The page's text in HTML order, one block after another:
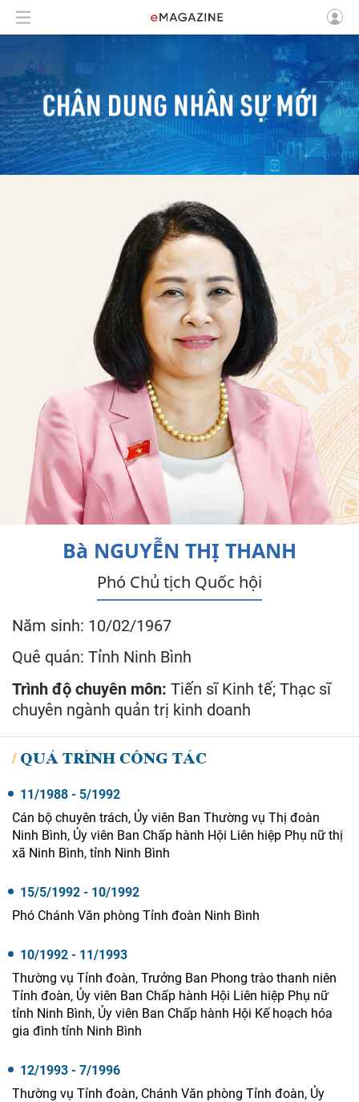
Phó Chủ tịch Quốc hội
Bà NGUYỄN THỊ THANH
Năm sinh: 10/02/1967
Quê quán: Tỉnh Ninh Bình
Trình độ chuyên môn: Tiến sĩ Kinh tế; Thạc sĩ
chuyên ngành quản trị kinh doanh
QUÁ TRÌNH CÔNG TÁC
11/1988 - 5/1992
Cán bộ chuyên trách, Ủy viên Ban Thường vụ Thị đoàn
Ninh Bình, Ủy viên Ban Chấp hành Hội Liên hiệp Phụ nữ thị
xã Ninh Bình, tỉnh Ninh Bình
15/5/1992 - 10/1992
Phó Chánh Văn phòng Tỉnh đoàn Ninh Bình
10/1992 - 11/1993
Thường vụ Tỉnh đoàn, Trưởng Ban Phong trào thanh niên
Tỉnh đoàn, Ủy viên Ban Chấp hành Hội Liên hiệp Phụ nữ
tỉnh Ninh Bình, Ủy viên Ban Chấp hành Hội Kế hoạch hóa
gia đình tỉnh Ninh Bình
12/1993 - 7/1996
Thường vụ Tỉnh đoàn, Chánh Văn phòng Tỉnh đoàn, Ủy